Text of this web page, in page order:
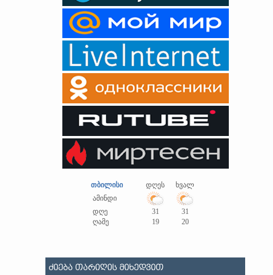
თბილისი დღეს
ხვალ
ამინდი
დღე
31
31
ღამე
19 20
ᲫᲘᲔᲑᲐ ᲗᲐᲠᲘᲦᲘᲡ ᲛᲘᲮᲔᲓᲕᲘᲗ